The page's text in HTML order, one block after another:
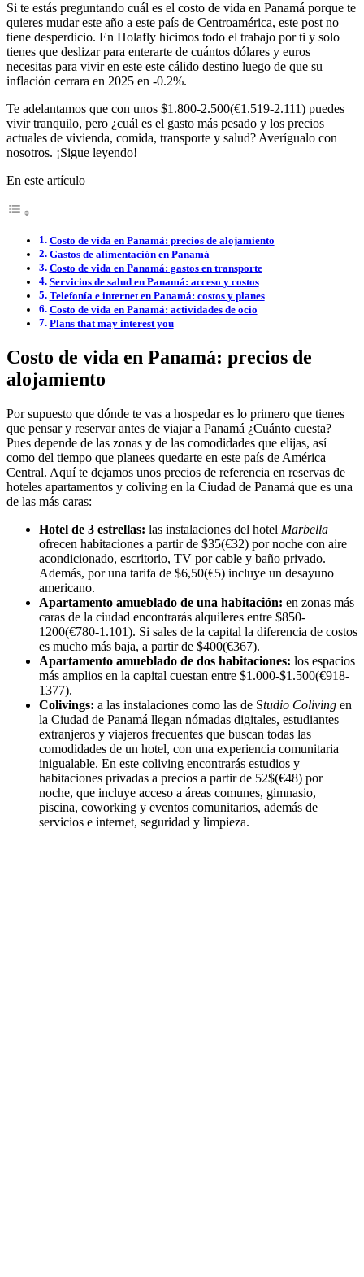
Si te estás preguntando cuál es el costo de vida en Panamá porque te
quieres mudar este año a este país de Centroamérica, este post no
tiene desperdicio. En Holafly hicimos todo el trabajo por ti y solo
tienes que deslizar para enterarte de cuántos dólares y euros
necesitas para vivir en este este cálido destino luego de que su
inflación cerrara en 2025 en -0.2%.
Te adelantamos que con unos $1.800-2.500(€1.519-2.111) puedes
vivir tranquilo, pero ¿cuál es el gasto más pesado y los precios
actuales de vivienda, comida, transporte y salud? Averígualo con
nosotros. ¡Sigue leyendo!
En este artículo
Costo de vida en Panamá: precios de alojamiento
Gastos de alimentación en Panamá
Costo de vida en Panamá: gastos en transporte
Servicios de salud en Panamá: acceso y costos
Telefonía e internet en Panamá: costos y planes
Costo de vida en Panamá: actividades de ocio
Plans that may interest you
Costo de vida en Panamá: precios de
alojamiento
Por supuesto que dónde te vas a hospedar es lo primero que tienes
que pensar y reservar antes de viajar a Panamá ¿Cuánto cuesta?
Pues depende de las zonas y de las comodidades que elijas, así
como del tiempo que planees quedarte en este país de América
Central. Aquí te dejamos unos precios de referencia en reservas de
hoteles apartamentos y coliving en la Ciudad de Panamá que es una
de las más caras:
Hotel de 3 estrellas: las instalaciones del hotel Marbella
ofrecen habitaciones a partir de $35(€32) por noche con aire
acondicionado, escritorio, TV por cable y baño privado.
Además, por una tarifa de $6,50(€5) incluye un desayuno
americano.
Apartamento amueblado de una habitación: en zonas más
caras de la ciudad encontrarás alquileres entre $850-
1200(€780-1.101). Si sales de la capital la diferencia de costos
es mucho más baja, a partir de $400(€367).
Apartamento amueblado de dos habitaciones: los espacios
más amplios en la capital cuestan entre $1.000-$1.500(€918-
1377).
Colivings: a las instalaciones como las de Studio Coliving en
la Ciudad de Panamá llegan nómadas digitales, estudiantes
extranjeros y viajeros frecuentes que buscan todas las
comodidades de un hotel, con una experiencia comunitaria
inigualable. En este coliving encontrarás estudios y
habitaciones privadas a precios a partir de 52$(€48) por
noche, que incluye acceso a áreas comunes, gimnasio,
piscina, coworking y eventos comunitarios, además de
servicios e internet, seguridad y limpieza.